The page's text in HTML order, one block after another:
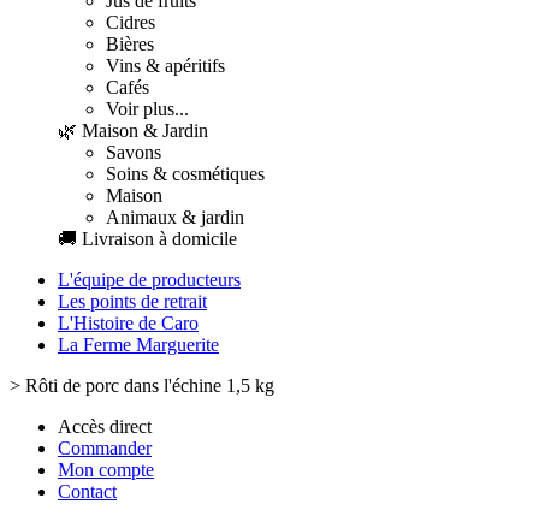
Cidres
Bières
Vins & apéritifs
Cafés
Voir plus...
🌿 Maison & Jardin
Savons
Soins & cosmétiques
Maison
Animaux & jardin
🚚 Livraison à domicile
L'équipe de producteurs
Les points de retrait
L'Histoire de Caro
La Ferme Marguerite
> Rôti de porc dans l'échine 1,5 kg
Accès direct
Commander
Mon compte
Contact